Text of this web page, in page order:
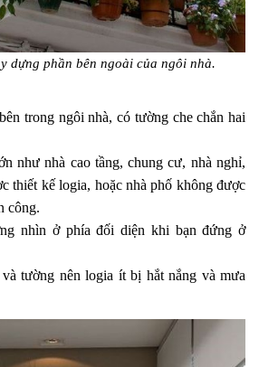
dựng phần bên ngoài của ngôi nhà.
trong ngôi nhà, có tường che chắn hai
như nhà cao tầng, chung cư, nhà nghỉ,
thiết kế logia, hoặc nhà phố không được
công.
nhìn ở phía đối diện khi bạn đứng ở
tường nên logia ít bị hắt nắng và mưa